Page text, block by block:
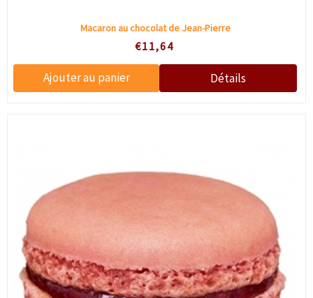
Macaron au chocolat de Jean-Pierre
€11,64